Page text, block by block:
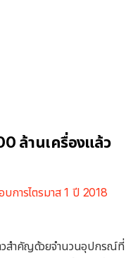
ล้านเครื่องแล้ว
บการไตรมาส 1 ปี 2018
วสำคัญด้วยจำนวนอุปกรณ์ที่